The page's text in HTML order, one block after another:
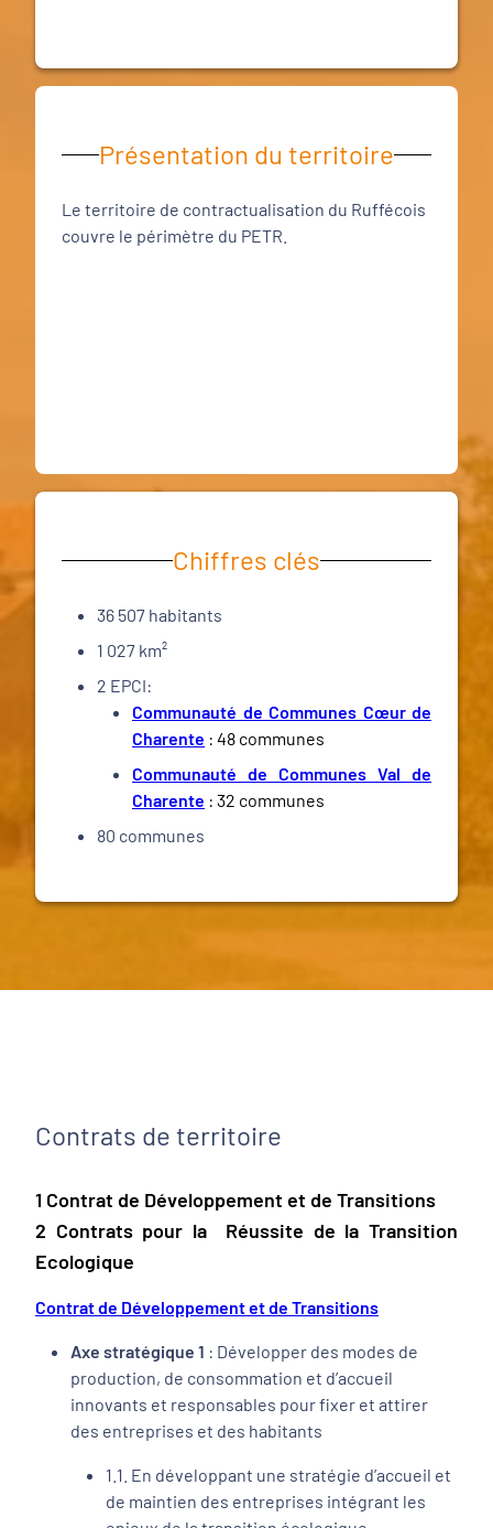
Présentation du territoire
Le territoire de contractualisation du Ruffécois
couvre le périmètre du PETR.
Chiffres clés
36 507 habitants
1 027 km²
2 EPCI:
Communauté de Communes Cœur de
Charente : 48 communes
Communauté de Communes Val de
Charente : 32 communes
80 communes
Contrats de territoire
1 Contrat de Développement et de Transitions
2 Contrats pour la Réussite de la Transition
Ecologique
Contrat de Développement et de Transitions
Axe stratégique 1 : Développer des modes de
production, de consommation et d’accueil
innovants et responsables pour fixer et attirer
des entreprises et des habitants
1.1. En développant une stratégie d’accueil et
de maintien des entreprises intégrant les